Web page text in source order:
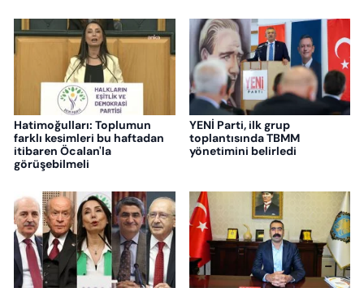
Hatimoğulları: Toplumun
farklı kesimleri bu haftadan
itibaren Öcalan'la
görüşebilmeli
YENİ Parti, ilk grup
toplantısında TBMM
yönetimini belirledi